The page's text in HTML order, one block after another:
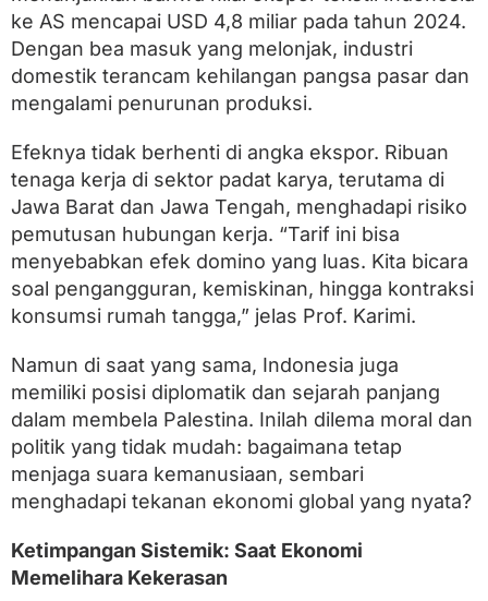
ke AS mencapai USD 4,8 miliar pada tahun 2024.
Dengan bea masuk yang melonjak, industri
domestik terancam kehilangan pangsa pasar dan
mengalami penurunan produksi.
Efeknya tidak berhenti di angka ekspor. Ribuan
tenaga kerja di sektor padat karya, terutama di
Jawa Barat dan Jawa Tengah, menghadapi risiko
pemutusan hubungan kerja. “Tarif ini bisa
menyebabkan efek domino yang luas. Kita bicara
soal pengangguran, kemiskinan, hingga kontraksi
konsumsi rumah tangga,” jelas Prof. Karimi.
Namun di saat yang sama, Indonesia juga
memiliki posisi diplomatik dan sejarah panjang
dalam membela Palestina. Inilah dilema moral dan
politik yang tidak mudah: bagaimana tetap
menjaga suara kemanusiaan, sembari
menghadapi tekanan ekonomi global yang nyata?
Ketimpangan Sistemik: Saat Ekonomi
Memelihara Kekerasan